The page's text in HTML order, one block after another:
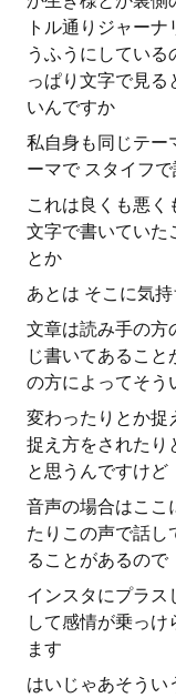
トル通りジャー
うふうにしてい
っぱり文字で見
いんですか
私自身も同じテー
ーマで スタイフ
これは良くも悪く
文字で書いていた
とか
あとは そこに気
文章は読み手の方
じ書いてあるこ
の方によってそう
変わったりとか捉
捉え方をされたり
と思うんですけど
音声の場合はここ
たりこの声で話し
ることがあるので
インスタにプラス
して感情が乗っ
ます
はいじゃあそうい